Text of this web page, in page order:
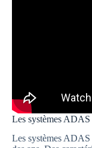
Les systèmes
Les systèmes